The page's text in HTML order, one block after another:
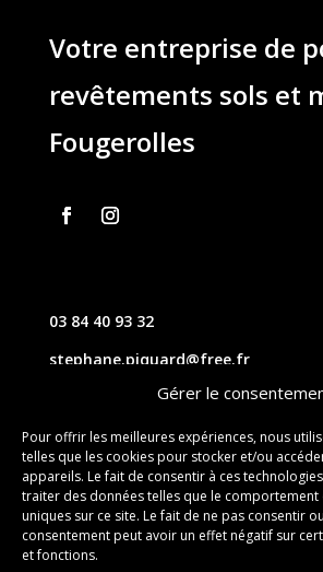
Gérer le
Pour offrir les meilleures expériences, nous
telles que les cookies pour stocker et/ou
appareils. Le fait de consentir à ces
traiter des données telles que le comportement
uniques sur ce site. Le fait de ne pas consentir
consentement peut avoir un effet négatif sur
et fonctions.
Votre entreprise de
revêtements sols et
Fougerolles
03 84 40 93 32
stephane.piquard@free.fr
61 les chavannes – 70220
Contact